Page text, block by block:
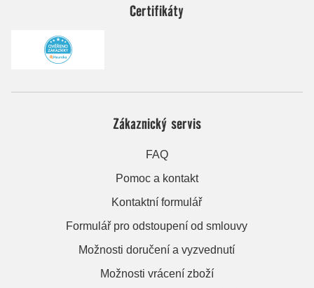
Certifikáty
Zákaznický servis
FAQ
Pomoc a kontakt
Kontaktní formulář
Formulář pro odstoupení od smlouvy
Možnosti doručení a vyzvednutí
Možnosti vrácení zboží